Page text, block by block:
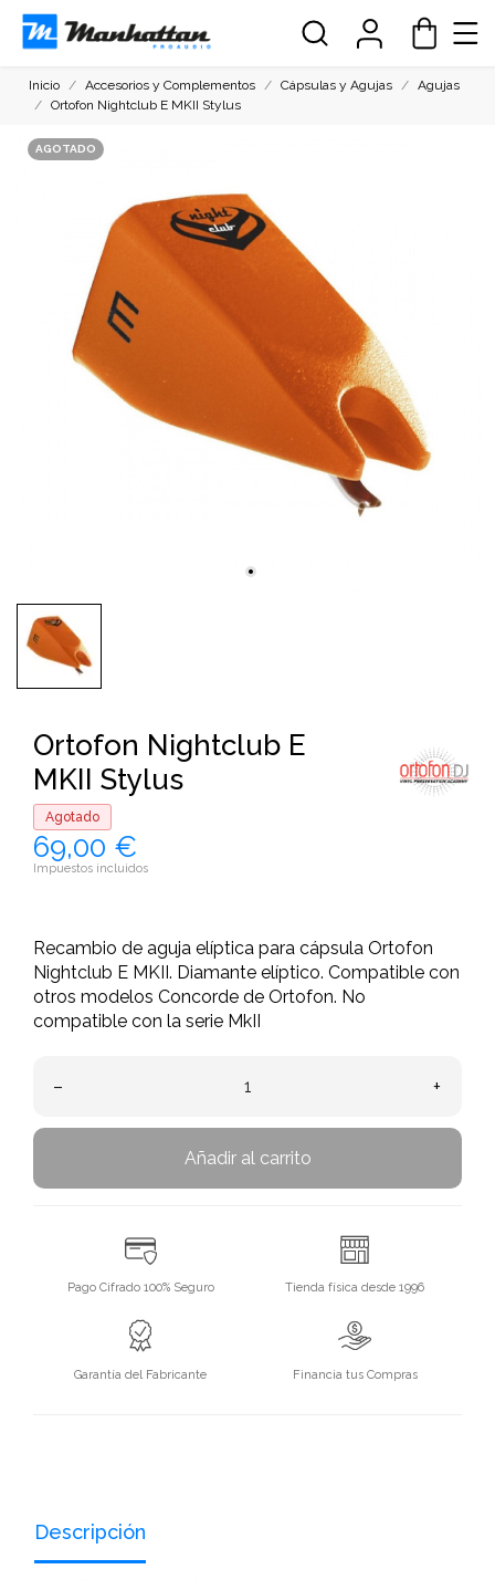
Inicio Accesorios y Complementos Cápsulas y Agujas
Agujas
Ortofon Nightclub E MKII Stylus
AGOTADO
Ortofon Nightclub E
MKII Stylus
Agotado
69,00 €
Impuestos incluidos
Recambio de aguja elíptica para cápsula Ortofon
Nightclub E MKII. Diamante elíptico. Compatible con
otros modelos Concorde de Ortofon. No
compatible con la serie MkII
– +
Añadir al carrito
Pago Cifrado 100% Seguro Tienda física desde 1996
Garantía del Fabricante Financia tus Compras
Descripción